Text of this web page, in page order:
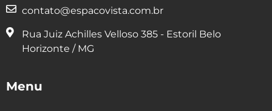
contato@espacovista.com.br
Rua Juiz Achilles Velloso 385 - Estoril Belo
Horizonte / MG
Menu